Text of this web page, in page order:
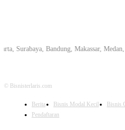
Bandung, Makassar, Medan,
© Bisnisterlaris.com
Berita Bisnis Modal Kecil Bisnis
Pendaftaran